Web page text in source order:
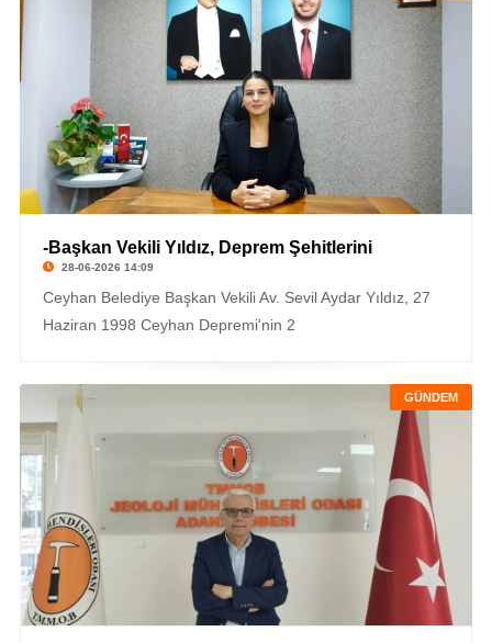
-Başkan Vekili Yıldız, Deprem Şehitlerini
28-06-2026 14:09
Ceyhan Belediye Başkan Vekili Av. Sevil Aydar Yıldız, 27
Haziran 1998 Ceyhan Depremi'nin 2
GÜNDEM